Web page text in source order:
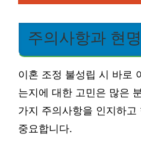
주의사항과 현
이혼 조정 불성립 시 바로
는지에 대한 고민은 많은
가지 주의사항을 인지하고
중요합니다.